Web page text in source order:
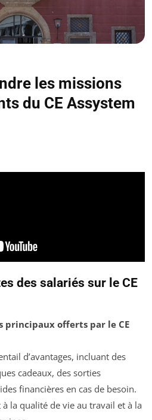
les missions
du CE Assystem
des salariés sur le CE
principaux offerts par le CE
d’avantages, incluant des
cadeaux, des sorties
financières en cas de besoin.
la qualité de vie au travail et à la